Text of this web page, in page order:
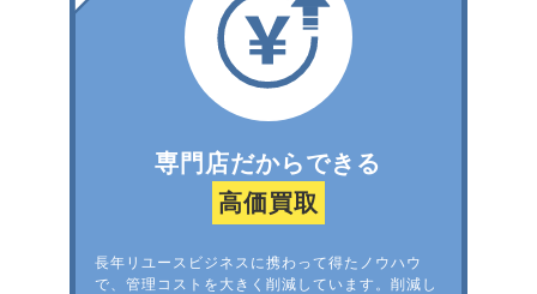
専門店だからできる
高価買取
長年リユースビジネスに携わって得たノウハウ
で、管理コストを大きく削減しています。削減し